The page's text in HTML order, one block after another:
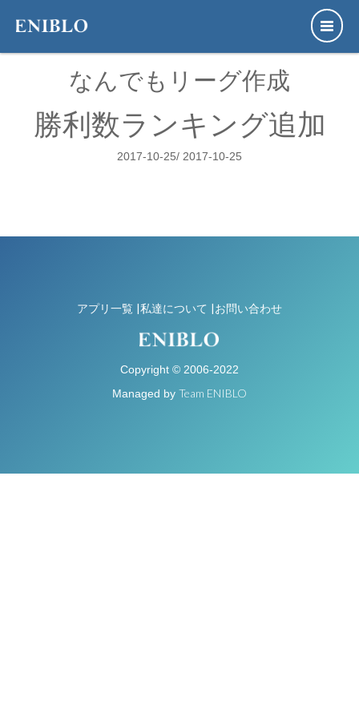
なんでもリーグ作成
勝利数ランキング追加
2017-10-25/ 2017-10-25
アプリ一覧 |私達について |お問い合わせ
Copyright © 2006-2022
Managed by Team ENIBLO